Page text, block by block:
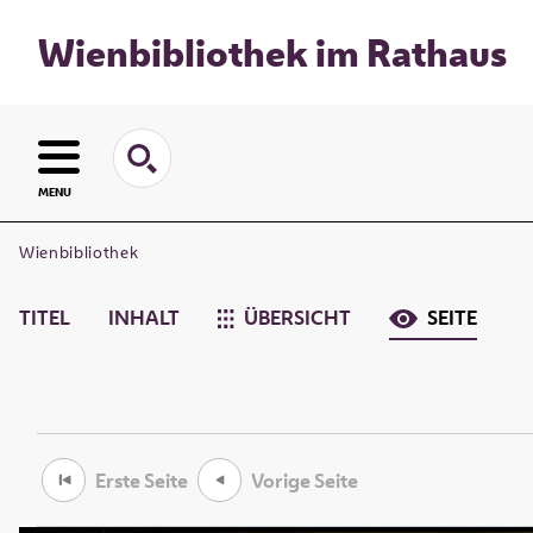
Wienbibliothek im Rathaus
MENU
Wienbibliothek
TITEL INHALT ÜBERSICHT SEITE
Erste Seite Vorige Seite